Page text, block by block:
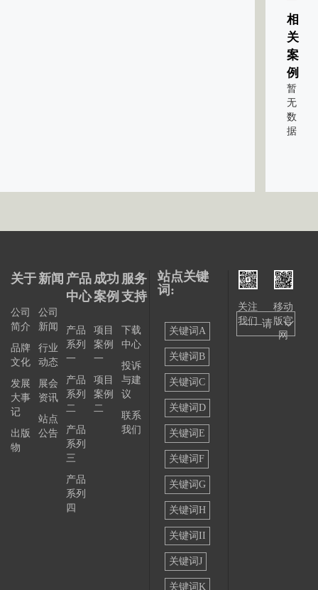
相
关
案
例
暂
无
数
据
关于
公司
简介
品牌
文化
发展
大事
记
出版
物
新闻
公司
新闻
行业
动态
展会
资讯
站点
公告
产品
中心
产品
系列
一
产品
系列
二
产品
系列
三
产品
系列
四
成功
案例
项目
案例
一
项目
案例
二
服务
支持
下载
中心
投诉
与建
议
联系
我们
站点关键
词:
关键词A
关键词B
关键词C
关键词D
关键词E
关键词F
关键词G
关键词H
关键词II
关键词J
关键词K
关注
我们
移动
版官
网
——请